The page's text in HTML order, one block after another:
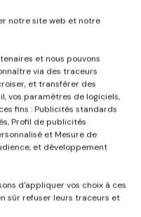
notre site web et notre
et nous pouvons
via des traceurs
et transférer des
vos paramètres de logiciels,
fins : Publicités standards
Profil de publicités
et Mesure de
et développement
d'appliquer vos choix à ces
sûr refuser leurs traceurs et
178 places de